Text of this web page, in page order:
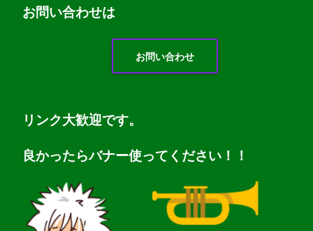
お問い合わせは
お問い合わせ
リンク大歓迎です。
良かったらバナー使ってください！！